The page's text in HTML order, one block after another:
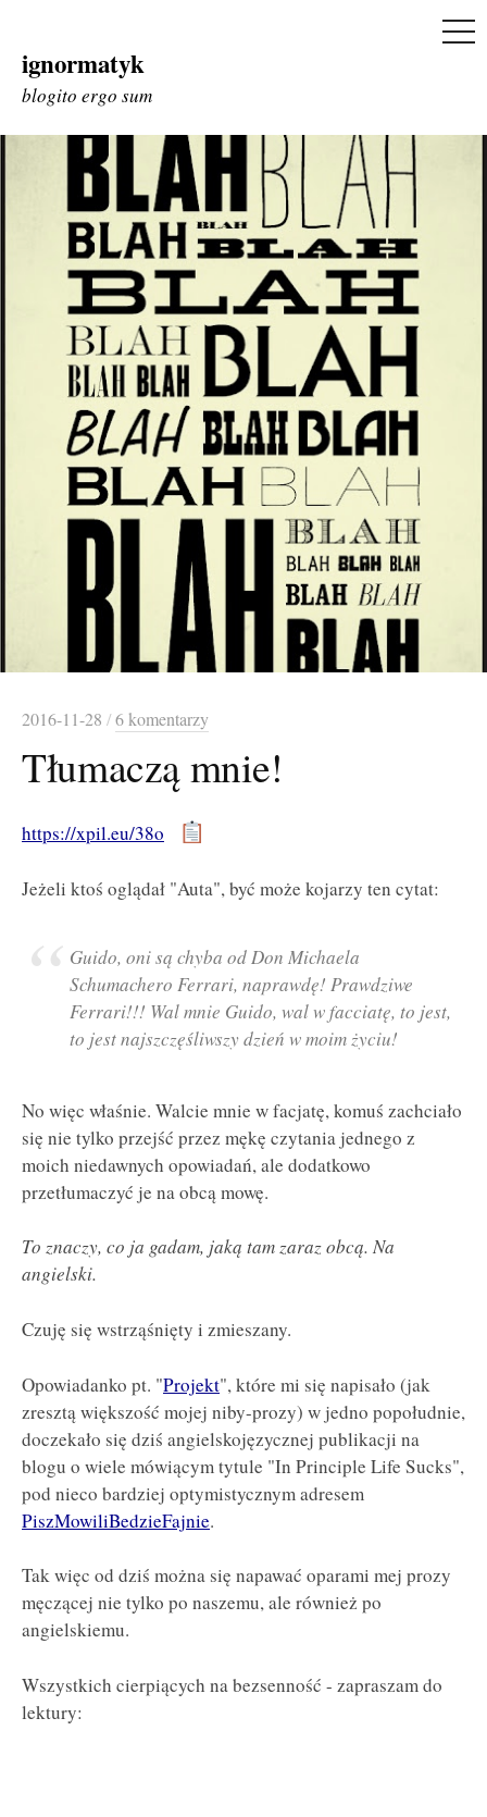
Skip
to
ignormatyk
blogito ergo sum
2016-11-28 /6 komentarzy
Tłumaczą mnie!
https://xpil.eu/38o
Jeżeli ktoś oglądał "Auta", być może kojarzy ten cytat:
Guido, oni są chyba od Don Michaela
Schumachero Ferrari, naprawdę! Prawdziwe
Ferrari!!! Wal mnie Guido, wal w facciatę, to jest,
to jest najszczęśliwszy dzień w moim życiu!
No więc właśnie. Walcie mnie w facjatę, komuś zachciało
się nie tylko przejść przez mękę czytania jednego z
moich niedawnych opowiadań, ale dodatkowo
przetłumaczyć je na obcą mowę.
To znaczy, co ja gadam, jaką tam zaraz obcą. Na
angielski.
Czuję się wstrząśnięty i zmieszany.
Opowiadanko pt. "Projekt", które mi się napisało (jak
zresztą większość mojej niby-prozy) w jedno popołudnie,
doczekało się dziś angielskojęzycznej publikacji na
blogu o wiele mówiącym tytule "In Principle Life Sucks",
pod nieco bardziej optymistycznym adresem
PiszMowiliBedzieFajnie.
Tak więc od dziś można się napawać oparami mej prozy
męczącej nie tylko po naszemu, ale również po
angielskiemu.
Wszystkich cierpiących na bezsenność - zapraszam do
lektury: